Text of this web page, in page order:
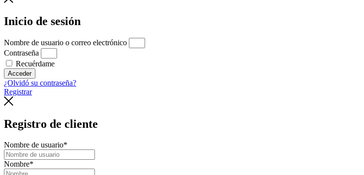
Inicio de sesión
Nombre de usuario o correo electrónico
Contraseña
Recuérdame
Acceder
¿Olvidó su contraseña?
Registrar
Registro de cliente
Nombre de usuario*
Nombre*